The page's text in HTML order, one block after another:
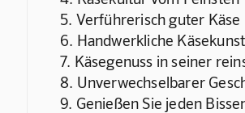
5. Verführerisch guter Käse
6. Handwerkliche Käsekunst
7. Käsegenuss in seiner
8. Unverwechselbarer
9. Genießen Sie jeden